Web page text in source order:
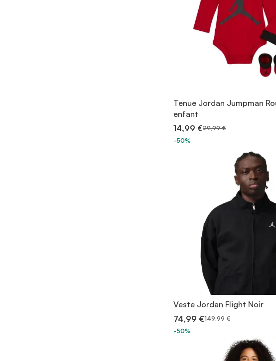
Tenue Jordan Jumpman
enfant
14,99 €29,99 €
-50%
Veste Jordan Flight Noir
74,99 €149,99 €
-50%